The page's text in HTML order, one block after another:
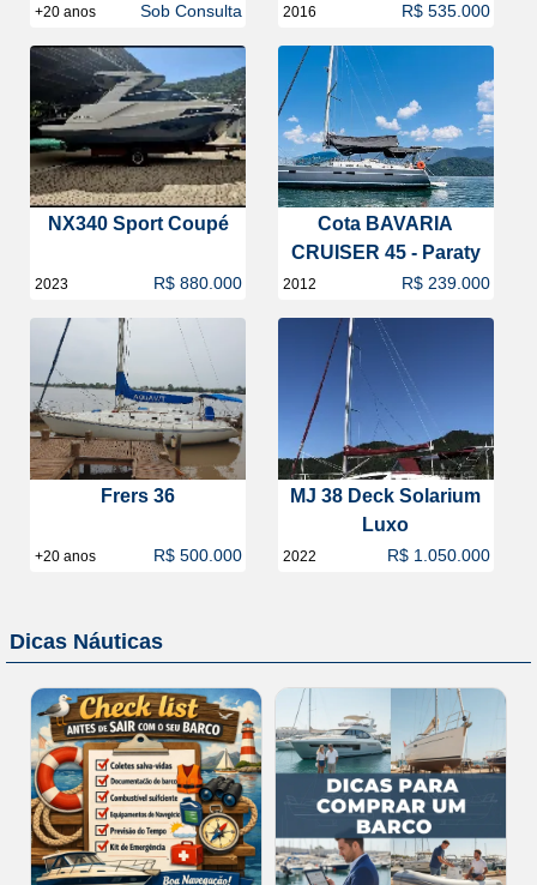
+20 anos Sob Consulta 2016 R$ 535.000
NX340 Sport Coupé
2023 R$ 880.000
Cota BAVARIA
CRUISER 45 - Paraty
2012 R$ 239.000
Frers 36
+20 anos R$ 500.000
MJ 38 Deck Solarium
Luxo
2022 R$ 1.050.000
Dicas Náuticas